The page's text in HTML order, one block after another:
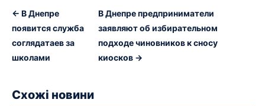
← В Днепре
появится служба
соглядатаев за
школами
В Днепре предприниматели
заявляют об избирательном
подходе чиновников к сносу
киосков →
Схожі новини